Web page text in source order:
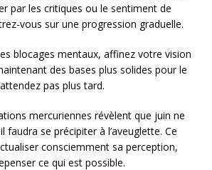
par les critiques ou le sentiment de
vous sur une progression graduelle.
blocages mentaux, affinez votre vision
des bases plus solides pour le
pas plus tard.
mercuriennes révèlent que juin ne
faudra se précipiter à l’aveuglette. Ce
consciemment sa perception,
ce qui est possible.